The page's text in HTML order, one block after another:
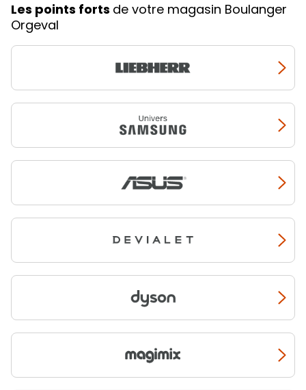
Les points forts de votre magasin Boulanger
Orgeval